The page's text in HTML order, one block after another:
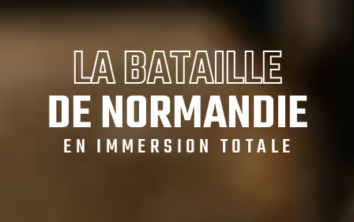
LA BATAILLE
DE NORMANDIE
EN IMMERSION TOTALE